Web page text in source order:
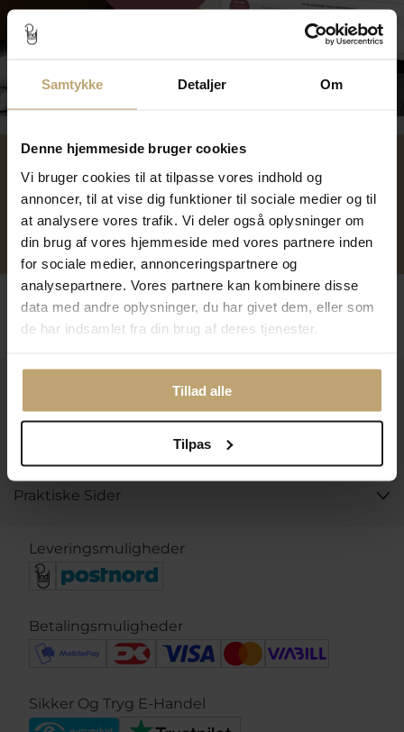
Samtykke Detaljer Om
Denne hjemmeside bruger cookies
Vi bruger cookies til at tilpasse vores indhold og
annoncer, til at vise dig funktioner til sociale medier og til
at analysere vores trafik. Vi deler også oplysninger om
din brug af vores hjemmeside med vores partnere inden
for sociale medier, annonceringspartnere og
analysepartnere. Vores partnere kan kombinere disse
data med andre oplysninger, du har givet dem, eller som
de har indsamlet fra din brug af deres tjenester.
Tillad alle
Tilpas
Tilmeld dig kundeklubben
Over 40 års erfaring Mulighed for gravering
Personlig kundeservice
Reparation af smykker og
ure
Følg os
Åbningstider I Butikken
Information
Praktiske Sider
Leveringsmuligheder
Betalingsmuligheder
Sikker Og Tryg E-Handel